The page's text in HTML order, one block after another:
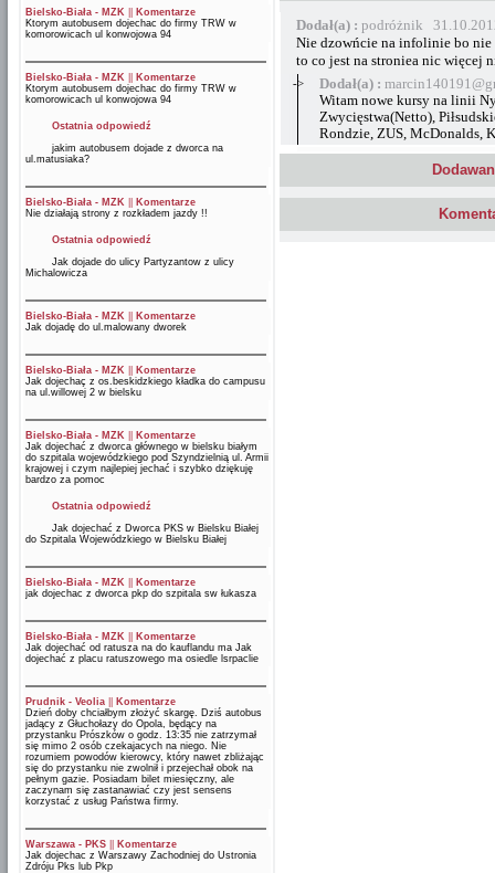
Bielsko-Biała - MZK
Komentarze
Ktorym autobusem dojechac do firmy TRW w
komorowicach ul konwojowa 94
Bielsko-Biała - MZK
Komentarze
Ktorym autobusem dojechac do firmy TRW w
komorowicach ul konwojowa 94
Ostatnia odpowiedź
jakim autobusem dojade z dworca na
ul.matusiaka?
Bielsko-Biała - MZK
Komentarze
Nie działają strony z rozkładem jazdy !!
Ostatnia odpowiedź
Jak dojade do ulicy Partyzantow z ulicy
Michalowicza
Bielsko-Biała - MZK
Komentarze
Jak dojadę do ul.malowany dworek
Bielsko-Biała - MZK
Komentarze
Jak dojechaç z os.beskidzkiego kładka do campusu
na ul.willowej 2 w bielsku
Bielsko-Biała - MZK
Komentarze
Jak dojechać z dworca głównego w bielsku białym
do szpitala wojewódzkiego pod Szyndzielnią ul. Armii
krajowej i czym najlepiej jechać i szybko dziękuję
bardzo za pomoc
Ostatnia odpowiedź
Jak dojechać z Dworca PKS w Bielsku Białej
do Szpitala Wojewódzkiego w Bielsku Białej
Bielsko-Biała - MZK
Komentarze
jak dojechac z dworca pkp do szpitala sw łukasza
Bielsko-Biała - MZK
Komentarze
Jak dojechać od ratusza na do kauflandu ma Jak
dojechać z placu ratuszowego ma osiedle lsrpaclie
Prudnik - Veolia
Komentarze
Dzień doby chciałbym złożyć skargę. Dziś autobus
jadący z Głuchołazy do Opola, będący na
przystanku Prószków o godz. 13:35 nie zatrzymał
się mimo 2 osób czekajacych na niego. Nie
rozumiem powodów kierowcy, który nawet zbliżając
się do przystanku nie zwolnił i przejechał obok na
pełnym gazie. Posiadam bilet miesięczny, ale
zaczynam się zastanawiać czy jest sensens
korzystać z usług Państwa firmy.
Warszawa - PKS
Komentarze
Jak dojechac z Warszawy Zachodniej do Ustronia
Zdróju Pks lub Pkp
Dodał(a) : podróżnik
Nie dzowńcie na infolinie bo nie
to co jest na stroniea nic więcej
-> Dodał(a) :
Witam nowe kursy na linii
Zwycięstwa(Netto),
Rondzie, ZUS, McDonalds,